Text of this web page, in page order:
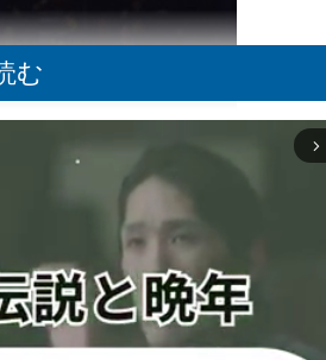
arrow_forward_ios